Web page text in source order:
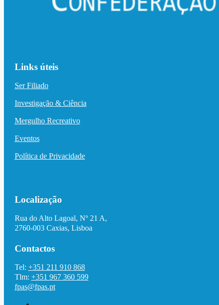
Links úteis
Ser Filiado
Investigação & Ciência
Mergulho Recreativo
Eventos
Política de Privacidade
Localização
Rua do Alto Lagoal, Nº 21 A,
2760-003 Caxias, Lisboa
Contactos
Tel: +351 211 910 868
Tlm: +351 967 360 599
fpas@fpas.pt